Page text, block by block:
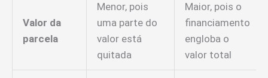
Valor da
parcela
Menor, pois
uma parte do
valor está
quitada
Maior, pois o
financiamento
engloba o
valor total